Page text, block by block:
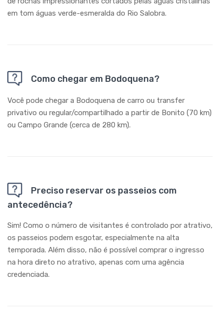
em tom águas verde-esmeralda do Rio Salobra.
Como chegar em Bodoquena?
Você pode chegar a Bodoquena de carro ou transfer
privativo ou regular/compartilhado a partir de Bonito (70 km)
ou Campo Grande (cerca de 280 km).
Preciso reservar os passeios com
antecedência?
Sim! Como o número de visitantes é controlado por atrativo,
os passeios podem esgotar, especialmente na alta
temporada. Além disso, não é possível comprar o ingresso
na hora direto no atrativo, apenas com uma agência
credenciada.